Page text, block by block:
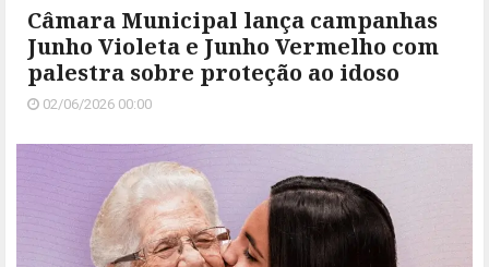
Câmara Municipal lança campanhas
Junho Violeta e Junho Vermelho com
palestra sobre proteção ao idoso
02/06/2026 00:00